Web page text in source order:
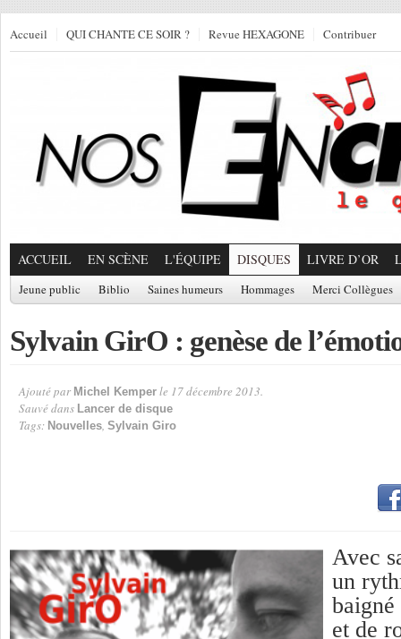
Accueil QUI CHANTE CE SOIR ? Revue HEXAGONE Contribuer
ACCUEIL EN SCÈNE L'ÉQUIPE DISQUES LIVRE D’OR
Jeune public Biblio Saines humeurs Hommages Merci Collègues
Sylvain GirO : genèse de
Ajouté par Michel Kemper le 17 décembre 2013.
Sauvé dans Lancer de disque
Tags: Nouvelles, Sylvain Giro
Avec
un
et de